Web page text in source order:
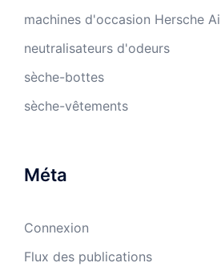
machines d'occasion Hersche
neutralisateurs d'odeurs
sèche-bottes
sèche-vêtements
Méta
Connexion
Flux des publications